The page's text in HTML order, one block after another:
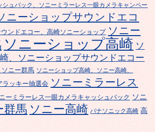
ュバック、ソニーミラーレス一眼カメラキャンペー
ニーショップサウンドエコ
ンドエコー、高崎ソニーショップ ソニー
ソニーショップ高崎 ソ
、ソニーショップサウンドエコー
ニー群馬 ソニーショップ高崎、ソニー高崎、
ラッキー抽選会 ソニーミラーレス
ーミラーレス一眼カメラキャッシュバック ソニ
群馬 ソニー高崎 パナソニック高崎 高